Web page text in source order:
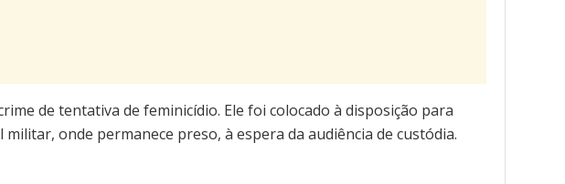
de tentativa de feminicídio. Ele foi colocado à disposição para
onde permanece preso, à espera da audiência de custódia.